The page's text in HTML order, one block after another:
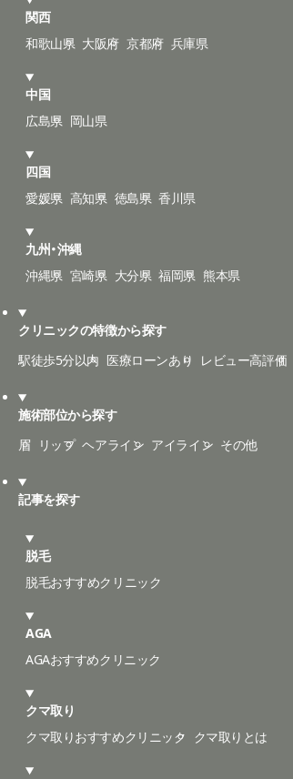
関西
和歌山県 大阪府 京都府 兵庫県
中国
広島県 岡山県
四国
愛媛県 高知県 徳島県 香川県
九州・沖縄
沖縄県 宮崎県 大分県 福岡県 熊本県
クリニックの特徴から探す
駅徒歩5分以内 医療ローンあり レビュー高評価
施術部位から探す
眉
リップ ヘアライン アイライン その他
記事を探す
脱毛
脱毛おすすめクリニック
AGA
AGAおすすめクリニック
クマ取り
クマ取りおすすめクリニック クマ取りとは